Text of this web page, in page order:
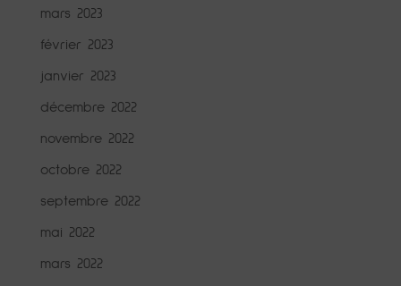
mars 2023
février 2023
janvier 2023
décembre 2022
novembre 2022
octobre 2022
septembre 2022
mai 2022
mars 2022